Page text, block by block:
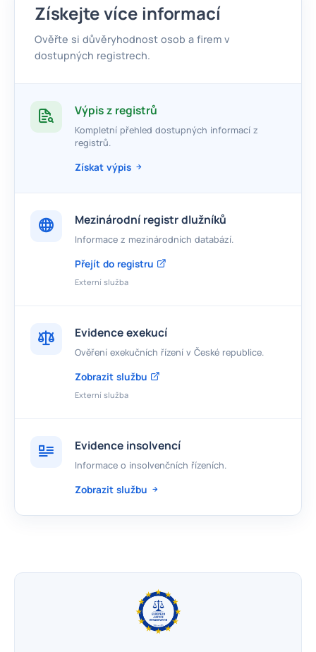
Získejte více informací
Ověřte si důvěryhodnost osob a firem v
dostupných registrech.
Výpis z registrů
Kompletní přehled dostupných informací z
registrů.
Získat výpis
Mezinárodní registr dlužníků
Informace z mezinárodních databází.
Přejít do registru
Externí služba
Evidence exekucí
Ověření exekučních řízení v České republice.
Zobrazit službu
Externí služba
Evidence insolvencí
Informace o insolvenčních řízeních.
Zobrazit službu